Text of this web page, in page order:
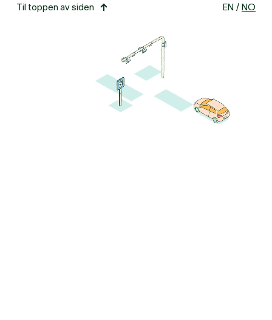
Til toppen av siden EN / NO